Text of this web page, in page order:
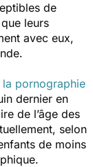
de
leurs
avec eux,
pornographie
dernier en
de l’âge des
selon
de moins